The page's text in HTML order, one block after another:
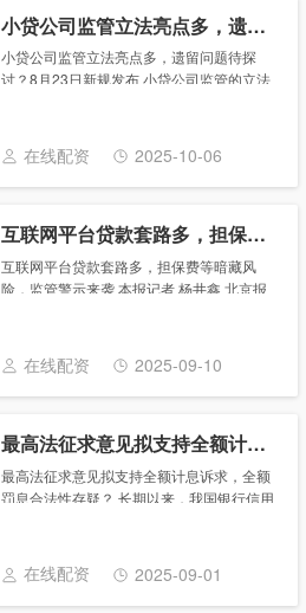
小贷公司监管立法亮点多，遗留问题待探讨？8月23日新规发布
小贷公司监管立法亮点多，遗留问题待探
讨？8月23日新规发布 小贷公司监管的立法
理暂行办法（征求意见稿）》（以下简称
《征求......
在线配资 2025-10-06
互联网平台贷款套路多，担保费等暗藏风险，监管警示来袭
互联网平台贷款套路多，担保费等暗藏风
险，监管警示来袭 本报记者 杨井鑫 北京报
的贷款年化利率在24%以内，但是加上强
制......
在线配资 2025-09-10
最高法征求意见拟支持全额计息诉求，全额罚息合法性存疑？
最高法征求意见拟支持全额计息诉求，全额
罚息合法性存疑？ 长期以来，我国银行信用
事纠纷案件若干问题的规定》(征求意见稿)
向社......
在线配资 2025-09-01